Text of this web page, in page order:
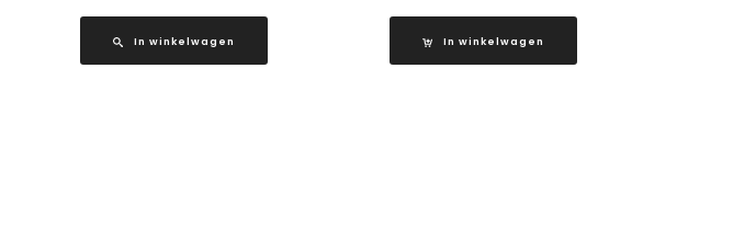
In winkelwagen In winkelwagen